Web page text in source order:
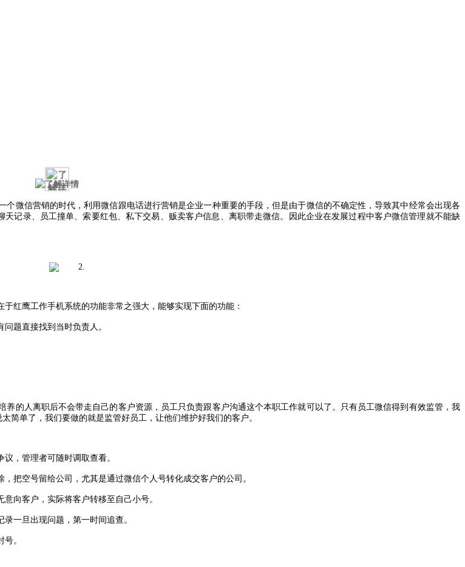
微信营销的时代，利用微信跟电话进行营销是企业一种重要的手段，但是由于微信的不确定性，导致其中经常会出现各
记录、员工撞单、索要红包、私下交易、贩卖客户信息、离职带走微信。因此企业在发展过程中客户微信管理就不能缺
红鹰工作手机系统的功能非常之强大，能够实现下面的功能：
题直接找到当时负责人。
的人离职后不会带走自己的客户资源，员工只负责跟客户沟通这个本职工作就可以了。只有员工微信得到有效监管，我
简单了，我们要做的就是监管好员工，让他们维护好我们的客户。
，管理者可随时调取查看。
把空号留给公司，尤其是通过微信个人号转化成交客户的公司。
向客户，实际将客户转移至自己小号。
一旦出现问题，第一时间追查。
。